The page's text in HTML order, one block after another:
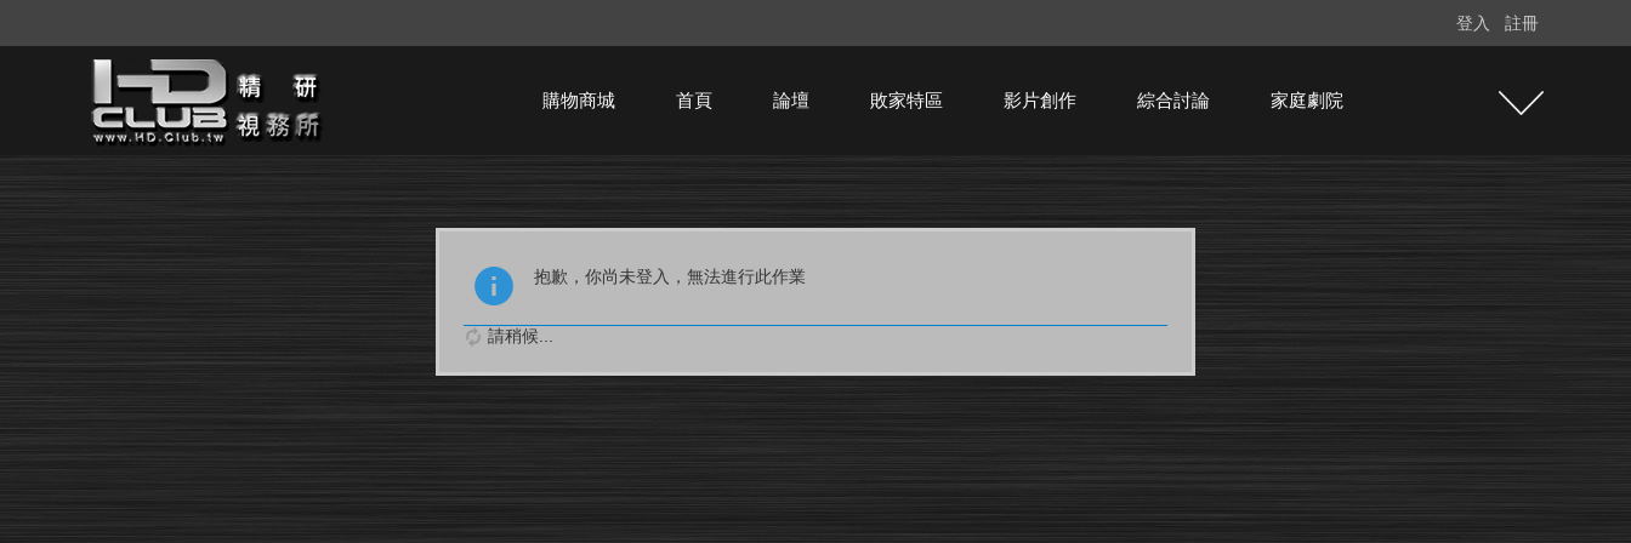
登入 註冊
購物商城 首頁 論壇 敗家特區 影片創作 綜合討論 家庭劇院
抱歉，你尚未登入，無法進行此作業
請稍候...